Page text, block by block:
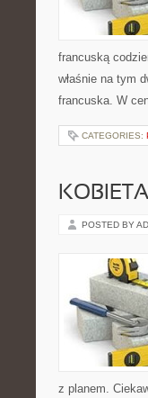
francuską
właśnie na tym
francuska. W
CATEGORIES:
POSTED BY
z planem.